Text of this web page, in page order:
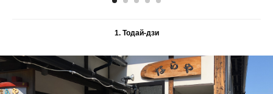
1. Тодай-дзи